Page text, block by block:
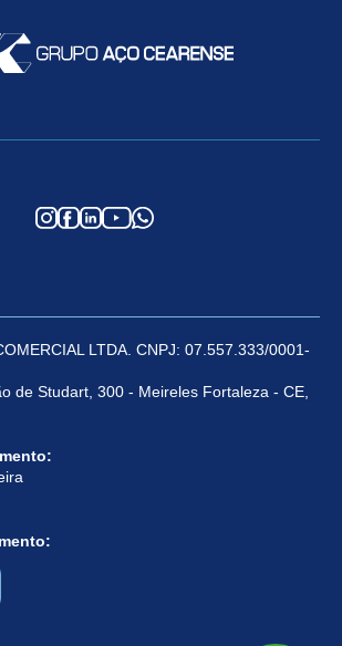
LTDA. CNPJ: 07.557.333/0001-
de Studart, 300 - Meireles Fortaleza - CE,